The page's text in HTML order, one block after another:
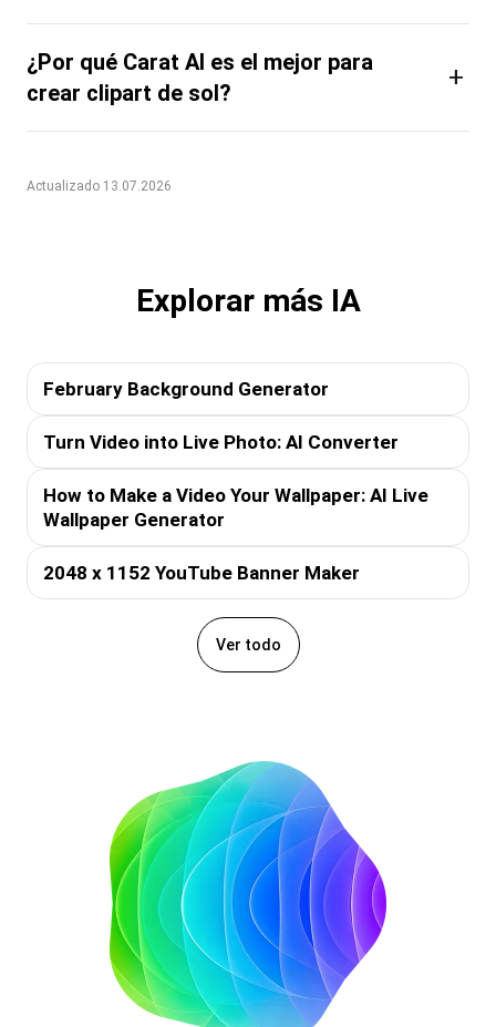
¿Por qué Carat AI es el mejor para
crear clipart de sol?
+
Actualizado 13.07.2026
Explorar más IA
February Background Generator
Turn Video into Live Photo: AI Converter
How to Make a Video Your Wallpaper: AI Live
Wallpaper Generator
2048 x 1152 YouTube Banner Maker
Ver todo